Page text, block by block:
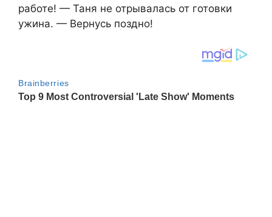
работе! — Таня не отрывалась от готовки
ужина. — Вернусь поздно!